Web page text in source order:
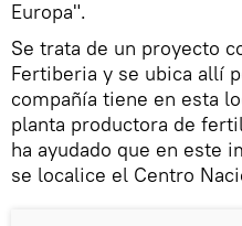
Europa".
Se trata de un proyecto
Fertiberia y se ubica allí
compañía tiene en esta
planta productora de
ha ayudado que en este
se localice el Centro